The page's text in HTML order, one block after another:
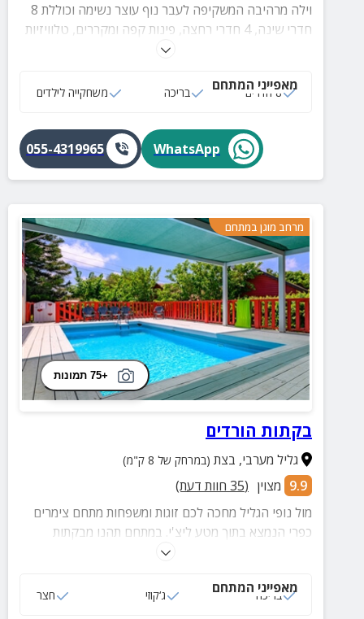
וילה מרהיבה המשקיפה לעבר נוף עוצר נשימה וכוללת 8
חדרי שינה, 4 חדרי רחצה, פינות קפה ומקררים, טלוויזיות
חכמות בחיבור ערוצים ומתחם חוץ עם בריכה מגודרת,
חימום ומגוון פינות ישיבה.
מאפייני המתחם
8 חדרים בריכה משחקייה לילדים
WhatsApp
055-4319965
מרחב מוגן במתחם
+75 תמונות
בקתות הורדים
גליל מערבי, בצת (במרחק של 8 ק"מ)
9.9 מצוין (
35 חוות דעת)
מול נופי הגליל מחכה לכם זוגות ומשפחות מתחם צימרים
כפרי הנמצא בתוך מטע ליצ'י. במתחם תהנו מבקתות
המאובזרות בכל טוב לחופשה מושלמת עם מרפסת פרטית,
מאפייני המתחם
בריכה ג‘קוזי חצר